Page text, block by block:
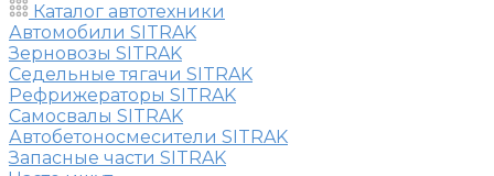
Каталог автотехники
Автомобили SITRAK
Зерновозы SITRAK
Седельные тягачи SITRAK
Рефрижераторы SITRAK
Самосвалы SITRAK
Автобетоносмесители SITRAK
Запасные части SITRAK